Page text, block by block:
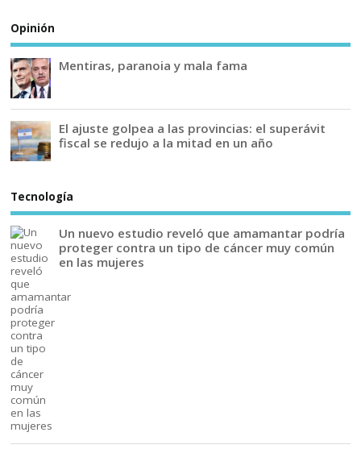
Opinión
Mentiras, paranoia y mala fama
El ajuste golpea a las provincias: el superávit
fiscal se redujo a la mitad en un año
Tecnología
Un nuevo estudio reveló que amamantar podría
proteger contra un tipo de cáncer muy común
en las mujeres